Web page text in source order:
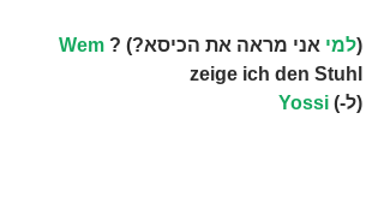
(למי אני מראה את הכיסא?) ? Wem
zeige ich den Stuhl
(ל-) Yossi